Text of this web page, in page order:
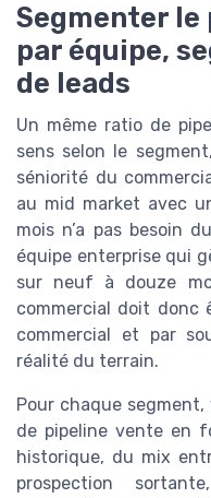
Segmenter le
par équipe,
de leads
Un même ratio de
sens selon le
séniorité du
au mid market avec
mois n’a pas besoin
équipe enterprise qui
sur neuf à douze
commercial doit donc
commercial et par
réalité du terrain.
Pour chaque
de pipeline vente en
historique, du mix
prospection